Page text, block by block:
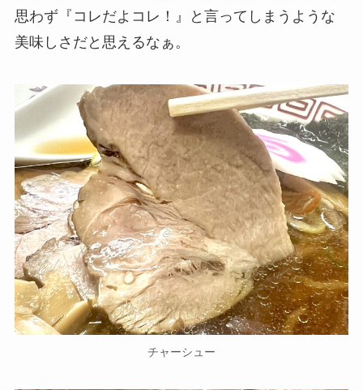
思わず『コレだよコレ！』と言ってしまうような
美味しさだと思えるなぁ。
チャーシュー